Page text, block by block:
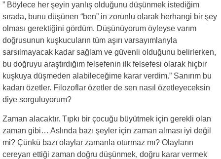
” Böylece her şeyin yanlış olduğunu düşünmek istediğim
sırada, bunu düşünen “ben” in zorunlu olarak herhangi bir şey
olması gerektiğini gördüm. Düşünüyorum öyleyse varım
doğrusunun kuşkucuların tüm aşırı varsayımlarıyla
sarsılmayacak kadar sağlam ve güvenli olduğunu belirlerken,
bu doğruyu araştırdığım felsefenin ilk felsefesi olarak hiçbir
kuşkuya düşmeden alabileceğime karar verdim.” Sanırım bu
kadarı özetler. Filozoflar özetler de sen nasıl özetleyeceksin
diye sorguluyorum?
Zaman alacaktır. Tıpkı bir çocuğu büyütmek için gerekli olan
zaman gibi… Aslında bazı şeyler için zaman alması iyi değil
mi? Çünkü bazı olaylar zamanla oturmaz mı? Olayların
cereyan ettiği zaman doğru düşünmek, doğru karar vermek